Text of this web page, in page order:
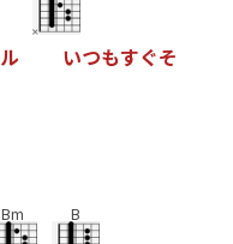
ル いつもすぐそ
Bm B